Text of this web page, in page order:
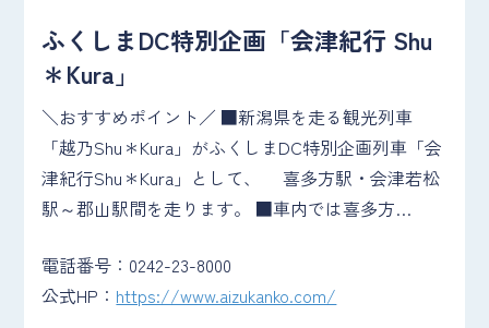
ふくしまDC特別企画「会津紀行 Shu
＊Kura」
＼おすすめポイント／ ■新潟県を走る観光列車
「越乃Shu＊Kura」がふくしまDC特別企画列車「会
津紀行Shu＊Kura」として、 喜多方駅・会津若松
駅～郡山駅間を走ります。 ■車内では喜多方…
電話番号：0242-23-8000
公式HP： https://www.aizukanko.com/